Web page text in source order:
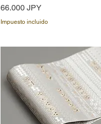
Precio
66.000 JPY
Impuesto incluido